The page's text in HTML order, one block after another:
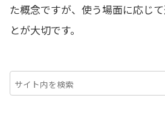
た概念ですが、使う場面に応じ
とが大切です。